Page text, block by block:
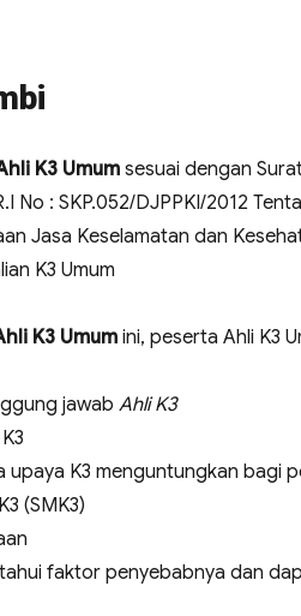
K3 Umum sesuai dengan
No : SKP.052/DJPPKI/2012
Jasa Keselamatan dan
K3 Umum
K3 Umum ini, peserta Ahli K3
jawab Ahli K3
K3 menguntungkan bagi
(SMK3)
faktor penyebabnya dan